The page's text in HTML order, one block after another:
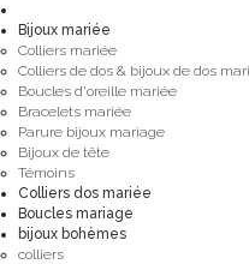
Bijoux mariée
Colliers mariée
Colliers de dos & bijoux de dos
Boucles d'oreille mariée
Bracelets mariée
Parure bijoux mariage
Bijoux de tête
Témoins
Colliers dos mariée
Boucles mariage
bijoux bohèmes
colliers